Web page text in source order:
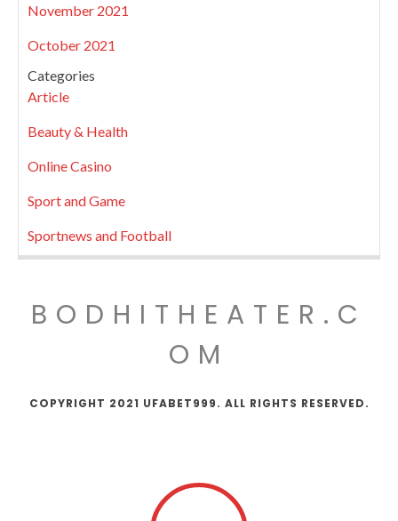
November 2021
October 2021
Categories
Article
Beauty & Health
Online Casino
Sport and Game
Sportnews and Football
BODHITHEATER.C
OM
COPYRIGHT 2021 UFABET999. ALL RIGHTS RESERVED.